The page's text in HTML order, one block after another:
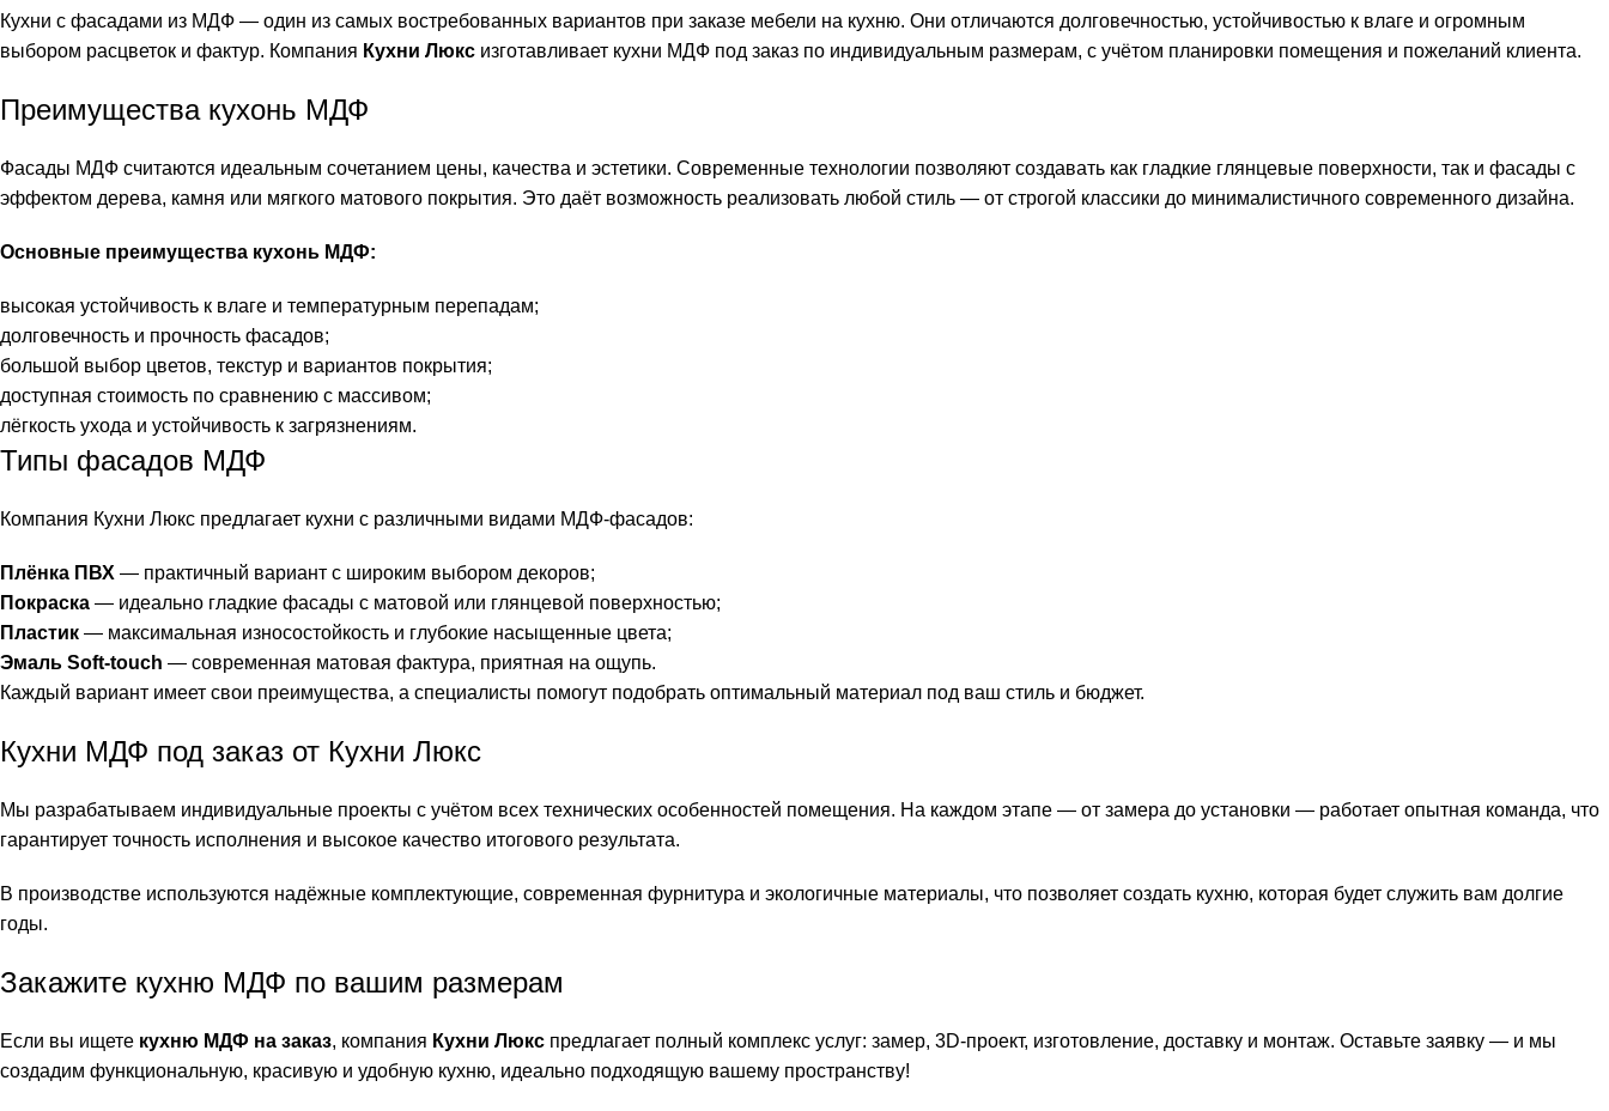
Кухни с фасадами из МДФ — один из самых востребованных вариантов при заказе мебели на кухню. Они отличаются долговечностью, устойчивостью к влаге и огромным
выбором расцветок и фактур. Компания Кухни Люкс изготавливает кухни МДФ под заказ по индивидуальным размерам, с учётом планировки помещения и пожеланий клиента.
Преимущества кухонь МДФ
Фасады МДФ считаются идеальным сочетанием цены, качества и эстетики. Современные технологии позволяют создавать как гладкие глянцевые поверхности, так и фасады с
эффектом дерева, камня или мягкого матового покрытия. Это даёт возможность реализовать любой стиль — от строгой классики до минималистичного современного дизайна.
Основные преимущества кухонь МДФ:
высокая устойчивость к влаге и температурным перепадам;
долговечность и прочность фасадов;
большой выбор цветов, текстур и вариантов покрытия;
доступная стоимость по сравнению с массивом;
лёгкость ухода и устойчивость к загрязнениям.
Типы фасадов МДФ
Компания Кухни Люкс предлагает кухни с различными видами МДФ-фасадов:
Плёнка ПВХ — практичный вариант с широким выбором декоров;
Покраска — идеально гладкие фасады с матовой или глянцевой поверхностью;
Пластик — максимальная износостойкость и глубокие насыщенные цвета;
Эмаль Soft-touch — современная матовая фактура, приятная на ощупь.
Каждый вариант имеет свои преимущества, а специалисты помогут подобрать оптимальный материал под ваш стиль и бюджет.
Кухни МДФ под заказ от Кухни Люкс
Мы разрабатываем индивидуальные проекты с учётом всех технических особенностей помещения. На каждом этапе — от замера до установки — работает опытная команда, что
гарантирует точность исполнения и высокое качество итогового результата.
В производстве используются надёжные комплектующие, современная фурнитура и экологичные материалы, что позволяет создать кухню, которая будет служить вам долгие
годы.
Закажите кухню МДФ по вашим размерам
Если вы ищете кухню МДФ на заказ, компания Кухни Люкс предлагает полный комплекс услуг: замер, 3D-проект, изготовление, доставку и монтаж. Оставьте заявку — и мы
создадим функциональную, красивую и удобную кухню, идеально подходящую вашему пространству!